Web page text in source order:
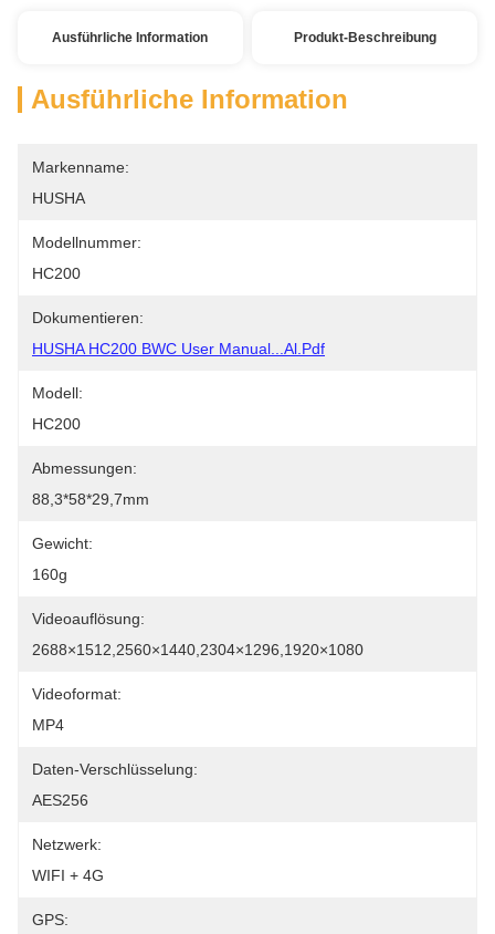
Ausführliche Information Produkt-Beschreibung
Ausführliche Information
Markenname:
HUSHA
Modellnummer:
HC200
Dokumentieren:
HUSHA HC200 BWC User Manual...al.pdf
Modell:
HC200
Abmessungen:
88,3*58*29,7mm
Gewicht:
160g
Videoauflösung:
2688×1512,2560×1440,2304×1296,1920×1080
Videoformat:
MP4
Daten-Verschlüsselung:
AES256
Netzwerk:
WIFI + 4G
GPS: